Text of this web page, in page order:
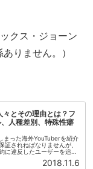
クス・ジョーン
りません。）
とその理由とは？フ
人種差別、特殊性癖
まった海外YouTuberを紹介
証されねばなりませんが、
に違反したユーザーを追放
はそれぞれ納...
2018.11.6